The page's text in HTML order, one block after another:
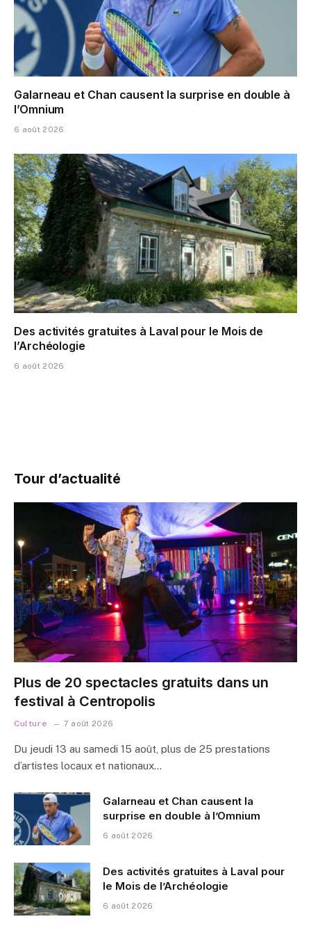
Galarneau et Chan causent la surprise en double à
l’Omnium
6 août 2026
Des activités gratuites à Laval pour le Mois de
l’Archéologie
6 août 2026
Tour d’actualité
Plus de 20 spectacles gratuits dans un
festival à Centropolis
Culture 7 août 2026
Du jeudi 13 au samedi 15 août, plus de 25 prestations
d’artistes locaux et nationaux…
Galarneau et Chan causent la
surprise en double à l’Omnium
6 août 2026
Des activités gratuites à Laval pour
le Mois de l’Archéologie
6 août 2026